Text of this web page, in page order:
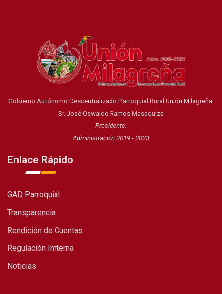
Gobierno Autónomo Descentralizado Parroquial Rural Unión Milagreña.
Sr. José Oswaldo Ramos Masaquiza
Presidente.
Administración 2019 - 2023
Enlace Rápido
GAD Parroquial
Transparencia
Rendición de Cuentas
Regulación Imterna
Noticias